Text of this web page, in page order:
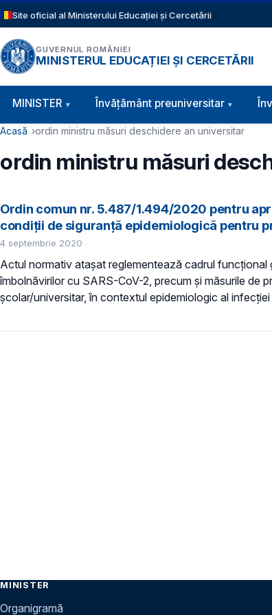
Sari la conținutul principal
Site oficial al Ministerului Educației și Cercetării
GUVERNUL ROMÂNIEI
MINISTERUL EDUCAȚIEI ȘI CERCETĂRII
Navigație principală
MINISTER Învăţământ preuniversitar
Cale de navigare
Acasă ordin ministru măsuri deschidere an universitar
ordin ministru măsuri
Ordin comun nr. 5.487/1.494/2020 pentru
condiţii de siguranţă epidemiologică pentru
4 septembrie 2020
Actul normativ atașat reglementează cadrul funcțional
îmbolnăvirilor cu SARS-CoV-2, precum și măsurile de
școlar/universitar, în contextul epidemiologic al
MINISTER
Organigramă